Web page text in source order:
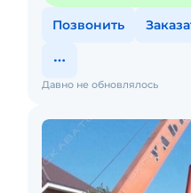
Позвонить
Давно не обновлялось